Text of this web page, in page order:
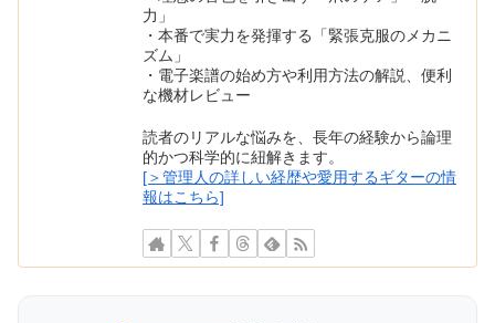
力」
・本番で実力を発揮する「緊張克服のメカニ
ズム」
・電子楽譜の始め方や利用方法の解説、便利
な機材レビュー
読者のリアルな悩みを、長年の経験から論理
的かつ科学的に紐解きます。
[＞管理人の詳しい経歴や愛用するギターの情
報はこちら]